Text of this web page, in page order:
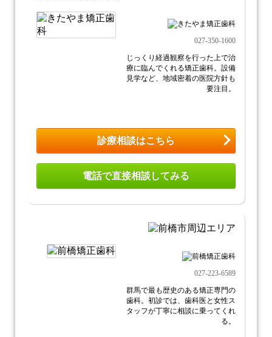
027-350-1600
じっくり経過観察を行った上で治
療に臨んでくれる矯正歯科。設備
見学など、地域密着の医院方針も
要注目。
診療相談はこちら
電話で直接相談してみる
027-223-6589
群馬で最も歴史のある矯正専門の
歯科。初診では、歯科医と女性ス
タッフが丁寧に相談に乗ってくれ
る。